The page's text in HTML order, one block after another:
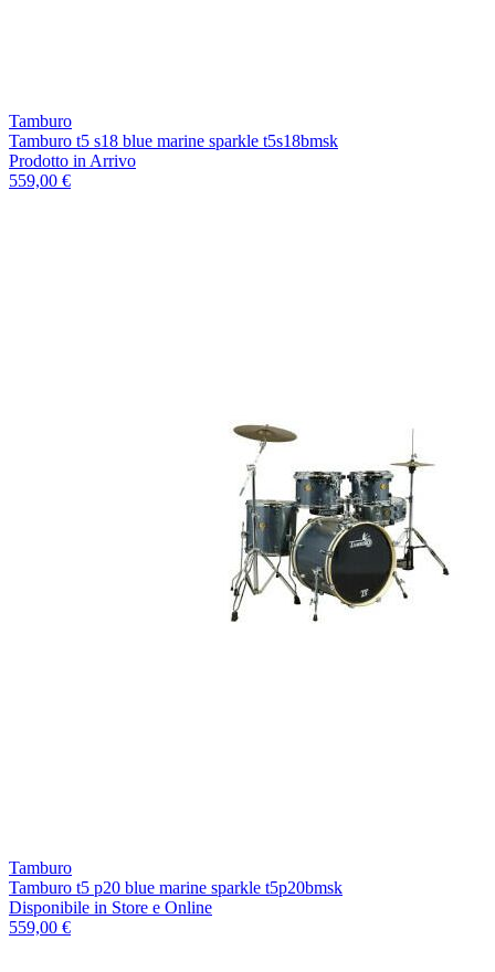
Tamburo
Tamburo t5 s18 blue marine sparkle t5s18bmsk
Prodotto in Arrivo
559,00 €
Tamburo
Tamburo t5 p20 blue marine sparkle t5p20bmsk
Disponibile in Store e Online
559,00 €